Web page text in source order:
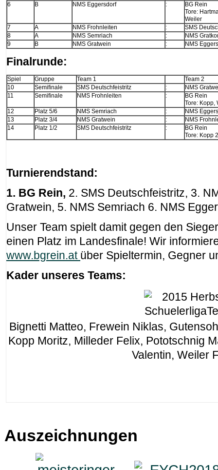
6
B NMS Eggersdorf :
BG Rein
Tore:
Weiler
7
A NMS Frohnleiten :
SMS
8
A NMS Semriach :
NMS
9
B NMS Gratwein : NMS
Finalrunde:
Spiel Gruppe Team 1
Team 2
10
Semifinale SMS Deutschfeistritz :
NMS
11
Semifinale NMS Frohnleiten :
BG Rein
Tore: Kopp,
12
Platz 5/6 NMS Semriach :
NMS
13
Platz 3/4 NMS Gratwein :
NMS
14
Platz 1/2 SMS Deutschfeistritz :
BG Rein
Tore: Kopp
Turnierendstand:
1. BG Rein, 2. SMS Deutschfeistritz, 3.
Gratwein, 5. NMS Semriach 6. NMS
Unser Team spielt damit gegen den
einen Platz im Landesfinale! Wir
www.bgrein.at über Spieltermin, Gegner
Kader unseres Teams:
Bignetti Matteo, Frewein Niklas,
Kopp Moritz, Milleder Felix, Pototschnig
Valentin, Weiler
Auszeichnungen